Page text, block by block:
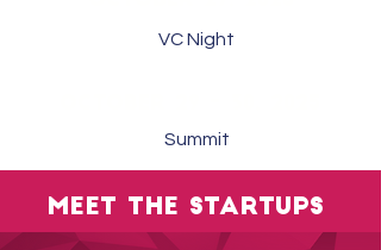
VC Night
Summit
MEET THE STARTUPS